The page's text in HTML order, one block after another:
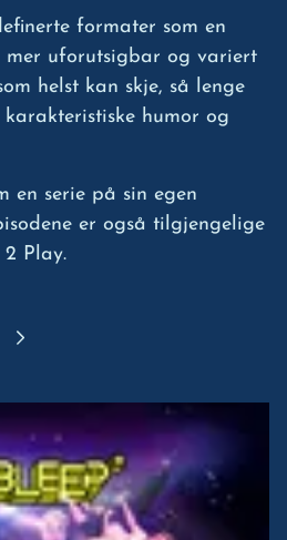
formater som en
mer uforutsigbar og variert
helst kan skje, så lenge
humor og
en serie på sin egen
er også tilgjengelige
Play.